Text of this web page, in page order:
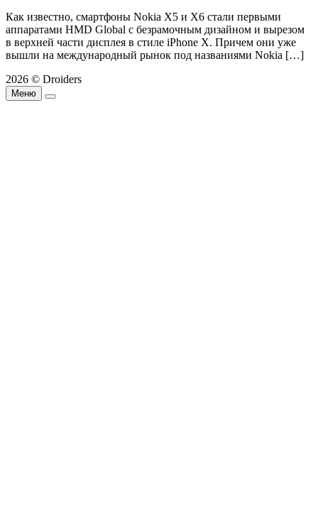
Как известно, смартфоны Nokia X5 и X6 стали первыми
аппаратами HMD Global с безрамочным дизайном и вырезом
в верхней части дисплея в стиле iPhone X. Причем они уже
вышли на международный рынок под названиями Nokia […]
2026 © Droiders
Меню